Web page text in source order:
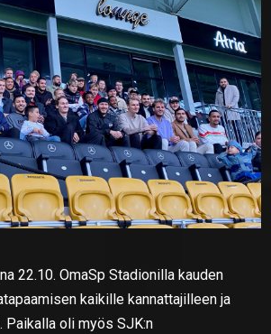
22.10. OmaSp Stadionilla kauden
kaikille kannattajilleen ja
oli myös SJK:n